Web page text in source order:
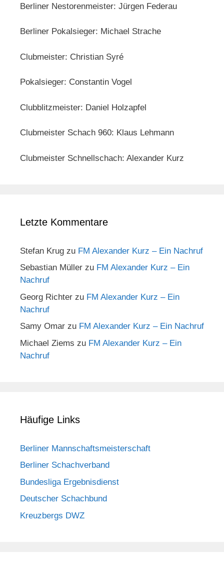
Berliner Nestorenmeister: Jürgen Federau
Berliner Pokalsieger: Michael Strache
Clubmeister: Christian Syré
Pokalsieger: Constantin Vogel
Clubblitzmeister: Daniel Holzapfel
Clubmeister Schach 960: Klaus Lehmann
Clubmeister Schnellschach: Alexander Kurz
Letzte Kommentare
Stefan Krug zu FM Alexander Kurz – Ein Nachruf
Sebastian Müller zu FM Alexander Kurz – Ein
Nachruf
Georg Richter zu FM Alexander Kurz – Ein
Nachruf
Samy Omar zu FM Alexander Kurz – Ein Nachruf
Michael Ziems zu FM Alexander Kurz – Ein
Nachruf
Häufige Links
Berliner Mannschaftsmeisterschaft
Berliner Schachverband
Bundesliga Ergebnisdienst
Deutscher Schachbund
Kreuzbergs DWZ